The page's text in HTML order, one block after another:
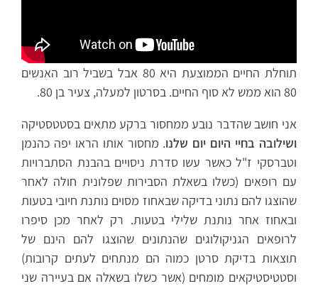
תוחלת החיים הממוצעת היא 80 אבל בשביל רוב האנשים
80 הוא ממש לא סוף החיים. בסרטון למעלה, צעיר בן 80.
אני חושב שהדבר נובע ממחסור ברקע מתאים בסטטסטיקה
ושילובה בחיי היום יום שלנו. מחסור אותו הראו יפה כהנמן
וטברסקי ז"ל כאשר עשו סדרת ניסויים בהבנת הסתברויות
עם רופאים (כשלו בשאלת הסבירות שפלונית חולה לאחר
שהוצגו להם נתוני בדיקה שבאחוז מסוים נותנת חיובי בטעות
ובאחוז אחר נותנת שלילי בטעות. רק לאחר מכן סיפרו
לרופאים הגניקולוגים שהנתונים שהוצגו להם הינם של
תוצאות בדיקת סרטן כמוה הם מנתחים לעתים קרובות)
וסטטיסטיקאים מומחים (אשר כשלו בשאלה אם בעיירה שני